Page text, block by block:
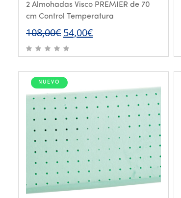
2 Almohadas Visco PREMIER de 70
cm Control Temperatura
108,00€ El
precio
original
era:
108,00€.
54,00€El
actual
es:
54,00€.
NUEVO